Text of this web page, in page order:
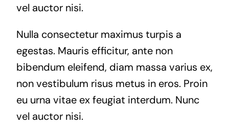
vel auctor nisi.
Nulla consectetur maximus turpis a
egestas. Mauris efficitur, ante non
bibendum eleifend, diam massa varius ex,
non vestibulum risus metus in eros. Proin
eu urna vitae ex feugiat interdum. Nunc
vel auctor nisi.